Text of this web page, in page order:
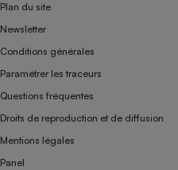
Plan du site
Newsletter
Conditions générales
Paramétrer les traceurs
Questions fréquentes
Droits de reproduction et de diffusion
Mentions légales
Panel